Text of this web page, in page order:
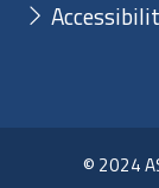
© 2024